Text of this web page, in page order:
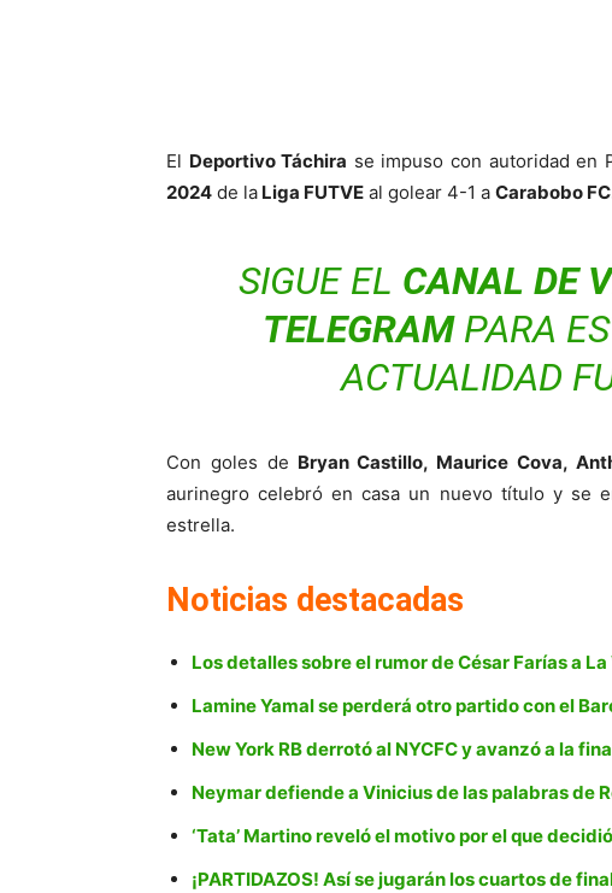
El Deportivo Táchira se impuso con autoridad
2024 de la Liga FUTVE al golear 4-1 a Carabobo
SIGUE EL CANAL DE
TELEGRAM PARA
ACTUALIDAD
Con goles de Bryan Castillo, Maurice Cova,
aurinegro celebró en casa un nuevo título y se
estrella.
Noticias destacadas
Los detalles sobre el rumor de César Farías a
Lamine Yamal se perderá otro partido con el
New York RB derrotó al NYCFC y avanzó a la
Neymar defiende a Vinicius de las palabras de
‘Tata’ Martino reveló el motivo por el que
¡PARTIDAZOS! Así se jugarán los cuartos de